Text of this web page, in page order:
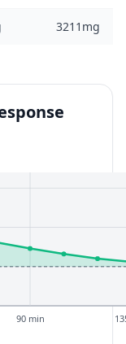
3211mg
90 min